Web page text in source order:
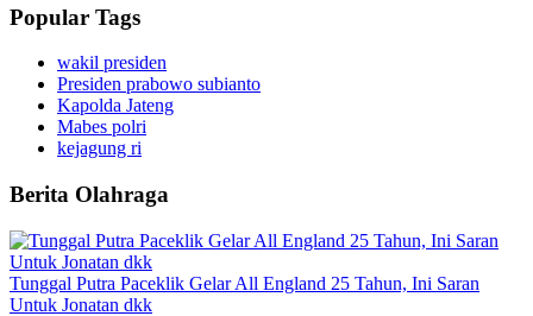
Popular Tags
wakil presiden
Presiden prabowo subianto
Kapolda Jateng
Mabes polri
kejagung ri
Berita Olahraga
Tunggal Putra Paceklik Gelar All England 25 Tahun, Ini Saran
Untuk Jonatan dkk